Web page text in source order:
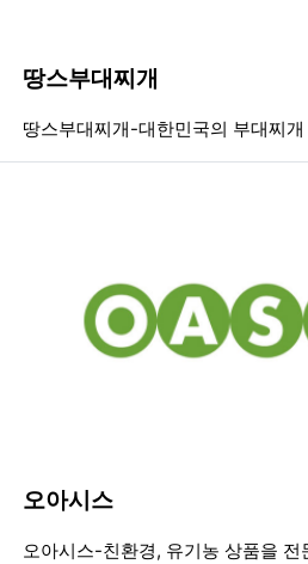
땅스부대찌개
등록일
조회
땅스부대찌개-대한민국의 부대찌
오아시스
등록일
조회
오아시스-친환경, 유기농 상품을 전